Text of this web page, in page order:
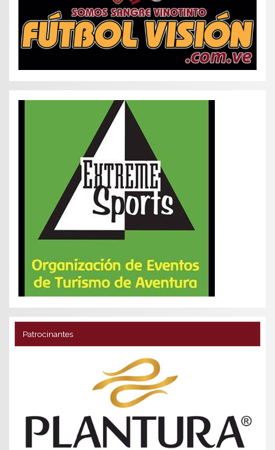
Patrocinantes